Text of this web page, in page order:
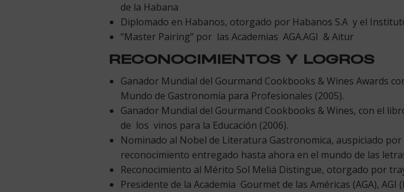
de la Habana
Diplomado en Habanos, otorgado por Habanos S.A y el
“Master Pairing” por las Academias AGA.AGI & Aitur
RECONOCIMIENTOS Y LOGROS
Ganador Mundial del Gourmand Cookbooks & Wines Awards
Mundo de Gastronomía para Profesionales (2005).
Ganador Mundial del Gourmand Cookbooks & Wines, con el
de los vinos para la Educación (2006).
Nominado al Nobel de Literatura Gastronomica, auspiciado
reconocimiento entregado hasta ahora en el mundo de las
Reconocimiento al Mérito Sol Meliá Distingue, otorgado por
Presidente de la Academia Gourmet de las Américas (AGA), AGI